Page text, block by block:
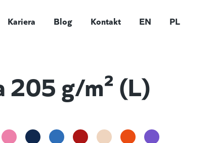
Kariera Blog Kontakt EN PL
205 g/m² (L)